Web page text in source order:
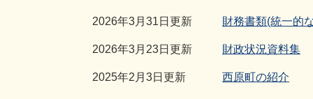
2026年3月31日更新 財務書類(統一的
2026年3月23日更新 財政状況資料集
2025年2月3日更新 西原町の紹介